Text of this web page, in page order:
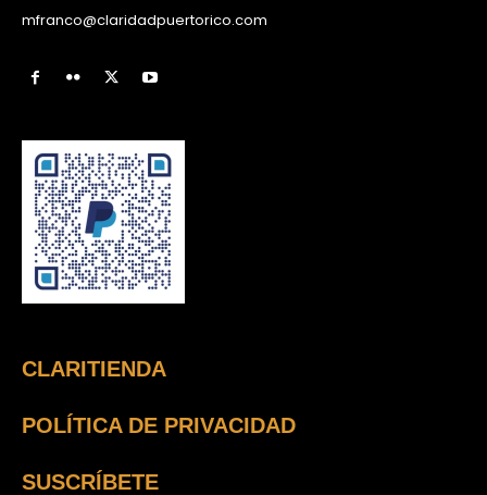
mfranco@claridadpuertorico.com
CLARITIENDA
POLÍTICA DE PRIVACIDAD
SUSCRÍBETE